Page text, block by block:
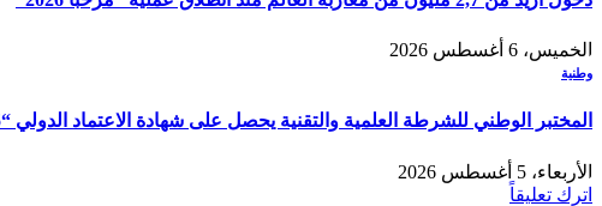
الخميس، 6 أغسطس 2026
وطنية
المختبر الوطني للشرطة العلمية والتقنية يحصل على شهادة الاعتماد الدولي “ISO/CEI 17025” في مختلف التخصصات والخبرات الشرعية
الأربعاء، 5 أغسطس 2026
اترك تعليقاً